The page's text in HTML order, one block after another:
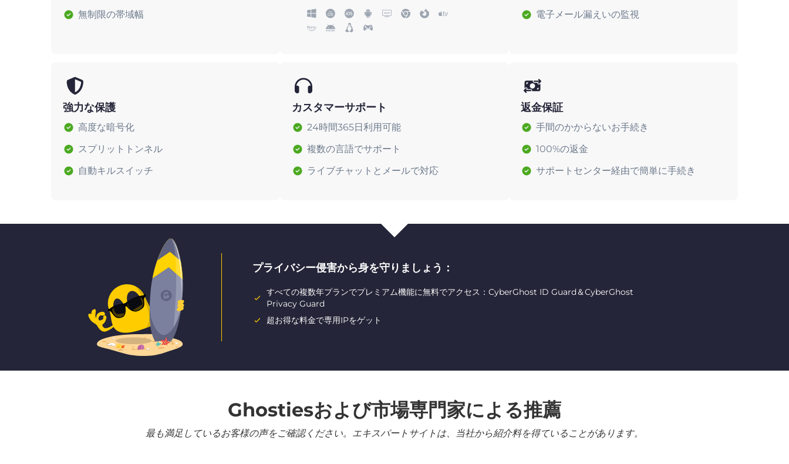
無制限の帯域幅
電子メール漏えいの監視
強力な保護
高度な暗号化
スプリットトンネル
自動キルスイッチ
カスタマーサポート
24時間365日利用可能
複数の言語でサポート
ライブチャットとメールで対応
返金保証
手間のかからないお手続き
100%の返金
サポートセンター経由で簡単に手続き
プライバシー侵害から身を守りましょう：
すべての複数年プランでプレミアム機能に無料でアクセス：CyberGhost ID Guard＆CyberGhost
Privacy Guard
超お得な料金で専用IPをゲット
Ghostiesおよび市場専門家による推薦
最も満足しているお客様の声をご確認ください。エキスパートサイトは、当社から紹介料を得ていることがあります。